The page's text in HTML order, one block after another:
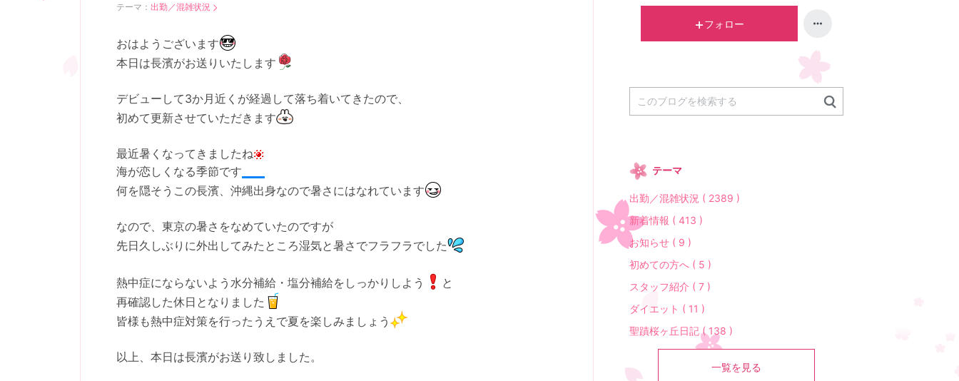
テーマ： 出勤／混雑状況
おはようございます
本日は長濱がお送りいたします
デビューして3か月近くが経過して落ち着いてきたので、
初めて更新させていただきます
最近暑くなってきましたね
海が恋しくなる季節です
何を隠そうこの長濱、沖縄出身なので暑さにはなれています
なので、東京の暑さをなめていたのですが
先日久しぶりに外出してみたところ湿気と暑さでフラフラでした
熱中症にならないよう水分補給・塩分補給をしっかりしよう
と
再確認した休日となりました
皆様も熱中症対策を行ったうえで夏を楽しみましょう
以上、本日は長濱がお送り致しました。
フォロー
テーマ
出勤／混雑状況 ( 2389 )
新着情報 ( 413 )
お知らせ ( 9 )
初めての方へ ( 5 )
スタッフ紹介 ( 7 )
ダイエット ( 11 )
聖蹟桜ヶ丘日記 ( 138 )
一覧を見る